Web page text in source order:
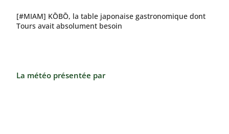
[#MIAM] KŌBŌ, la table japonaise gastronomique dont
Tours avait absolument besoin
La météo présentée par